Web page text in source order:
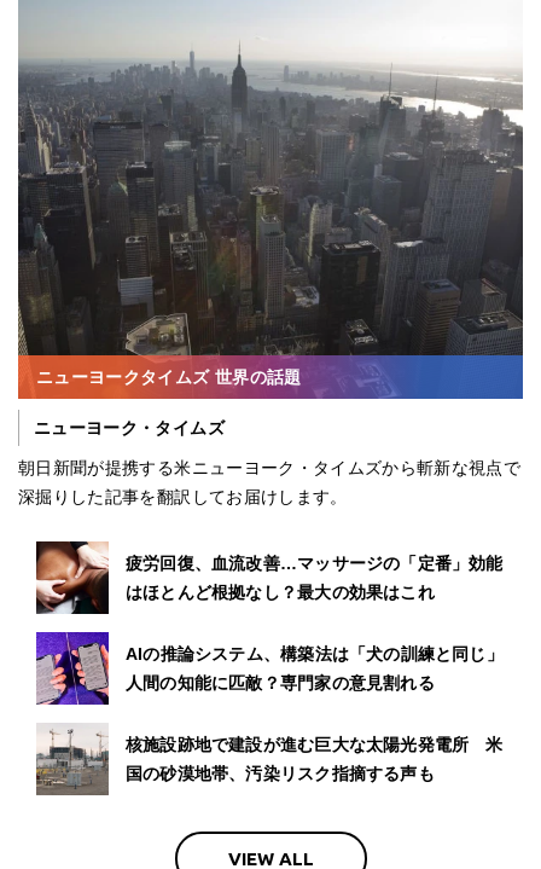
ニューヨークタイムズ 世界の話題
ニューヨーク・タイムズ
朝日新聞が提携する米ニューヨーク・タイムズから斬新な視点で
深掘りした記事を翻訳してお届けします。
疲労回復、血流改善…マッサージの「定番」効能
はほとんど根拠なし？最大の効果はこれ
AIの推論システム、構築法は「犬の訓練と同じ」
人間の知能に匹敵？専門家の意見割れる
核施設跡地で建設が進む巨大な太陽光発電所 米
国の砂漠地帯、汚染リスク指摘する声も
VIEW ALL